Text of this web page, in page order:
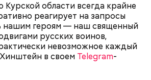
области всегда крайне
реагирует на запросы
нашим героям — наш священный
русских воинов,
невозможное каждый
в своем Telegram-
дает энергию. Но важно
дынями не нужно сильно
как и арбузами, людям с
и лишним весом, —